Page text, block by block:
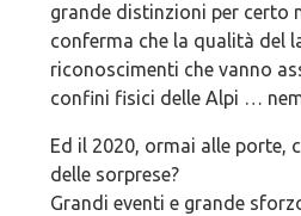
grande distinzioni per certo
conferma che la qualità del
riconoscimenti che vanno
confini fisici delle Alpi …
Ed il 2020, ormai alle porte,
delle sorprese?
Grandi eventi e grande